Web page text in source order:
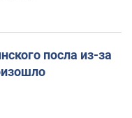
посла из-за